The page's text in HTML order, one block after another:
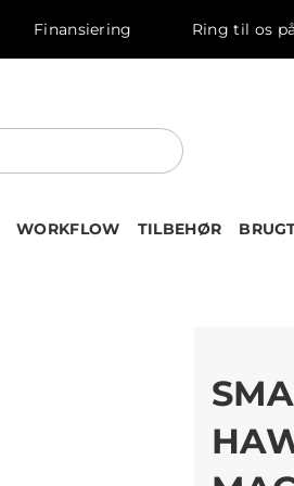
Finansiering Ring til os
WORKFLOW TILBEHØR